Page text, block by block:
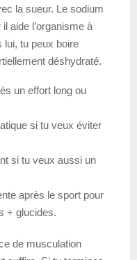
la sueur. Le sodium
aide l’organisme à
lui, tu peux boire
déshydraté.
un effort long ou
si tu veux éviter
si tu veux aussi un
après le sport pour
+ glucides.
de musculation